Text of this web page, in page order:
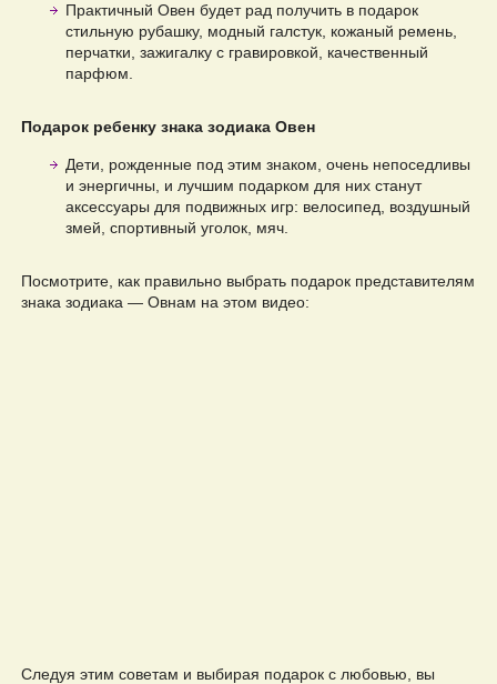
Практичный Овен будет рад получить в подарок
стильную рубашку, модный галстук, кожаный ремень,
перчатки, зажигалку с гравировкой, качественный
парфюм.
Подарок ребенку знака зодиака Овен
Дети, рожденные под этим знаком, очень непоседливы
и энергичны, и лучшим подарком для них станут
аксессуары для подвижных игр: велосипед, воздушный
змей, спортивный уголок, мяч.
Посмотрите, как правильно выбрать подарок представителям
знака зодиака — Овнам на этом видео:
Следуя этим советам и выбирая подарок с любовью, вы